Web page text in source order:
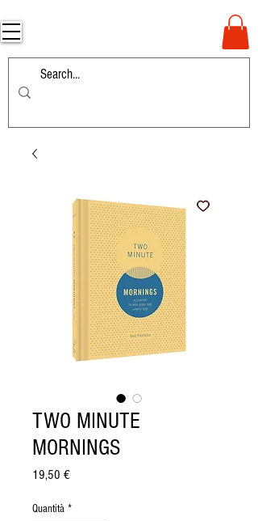
TWO MINUTE
MORNINGS
19,50 €Prezzo
Quantità *